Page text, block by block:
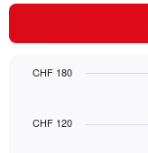
91CHF 120
CHF 180